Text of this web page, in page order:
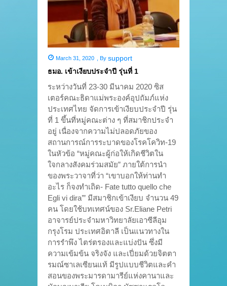
March 31, 2020 By support
ธมอ. เข้าเงียบประจำปี รุ่นที่ 1
ระหว่างวันที่ 23-30 มีนาคม 2020 ซิส
เตอร์คณะธิดาแม่พระองค์อุปถัมภ์แห่ง
ประเทศไทย จัดการเข้าเงียบประจำปี รุ่น
ที่ 1 ขึ้นที่หมู่คณะต่าง ๆ ที่สมาชิกประจำ
อยู่ เนื่องจากความไม่ปลอดภัยของ
สถานการณ์การระบาดของโรคโควิท-19
ในหัวข้อ “หมู่คณะผู้ก่อให้เกิดชีวิตใน
ใจกลางสังคมร่วมสมัย” ภายใต้การนำ
ของพระวาจาที่ว่า “เขาบอกให้ท่านทำ
อะไร ก็จงทำเถิด- Fate tutto quello che
Egli vi dira’” มีสมาชิกเข้าเงียบ จำนวน 49
คน โดยใช้บทเทศน์ของ Sr.Eliane Petri
อาจารย์ประจำมหาวิทยาลัยเอาซีลีอุม
กรุงโรม ประเทศอิตาลี เป็นแนวทางใน
การรำพึง ไตร่ตรองและแบ่งปัน ซึ่งมี
ความเข้มข้น จริงจัง และเปี่ยมด้วยจิตตา
รมณ์ซาเลเซียนแท้ มีรูปแบบชีวิตและคำ
สอนของพระมารดามารีย์แห่งคานาและ